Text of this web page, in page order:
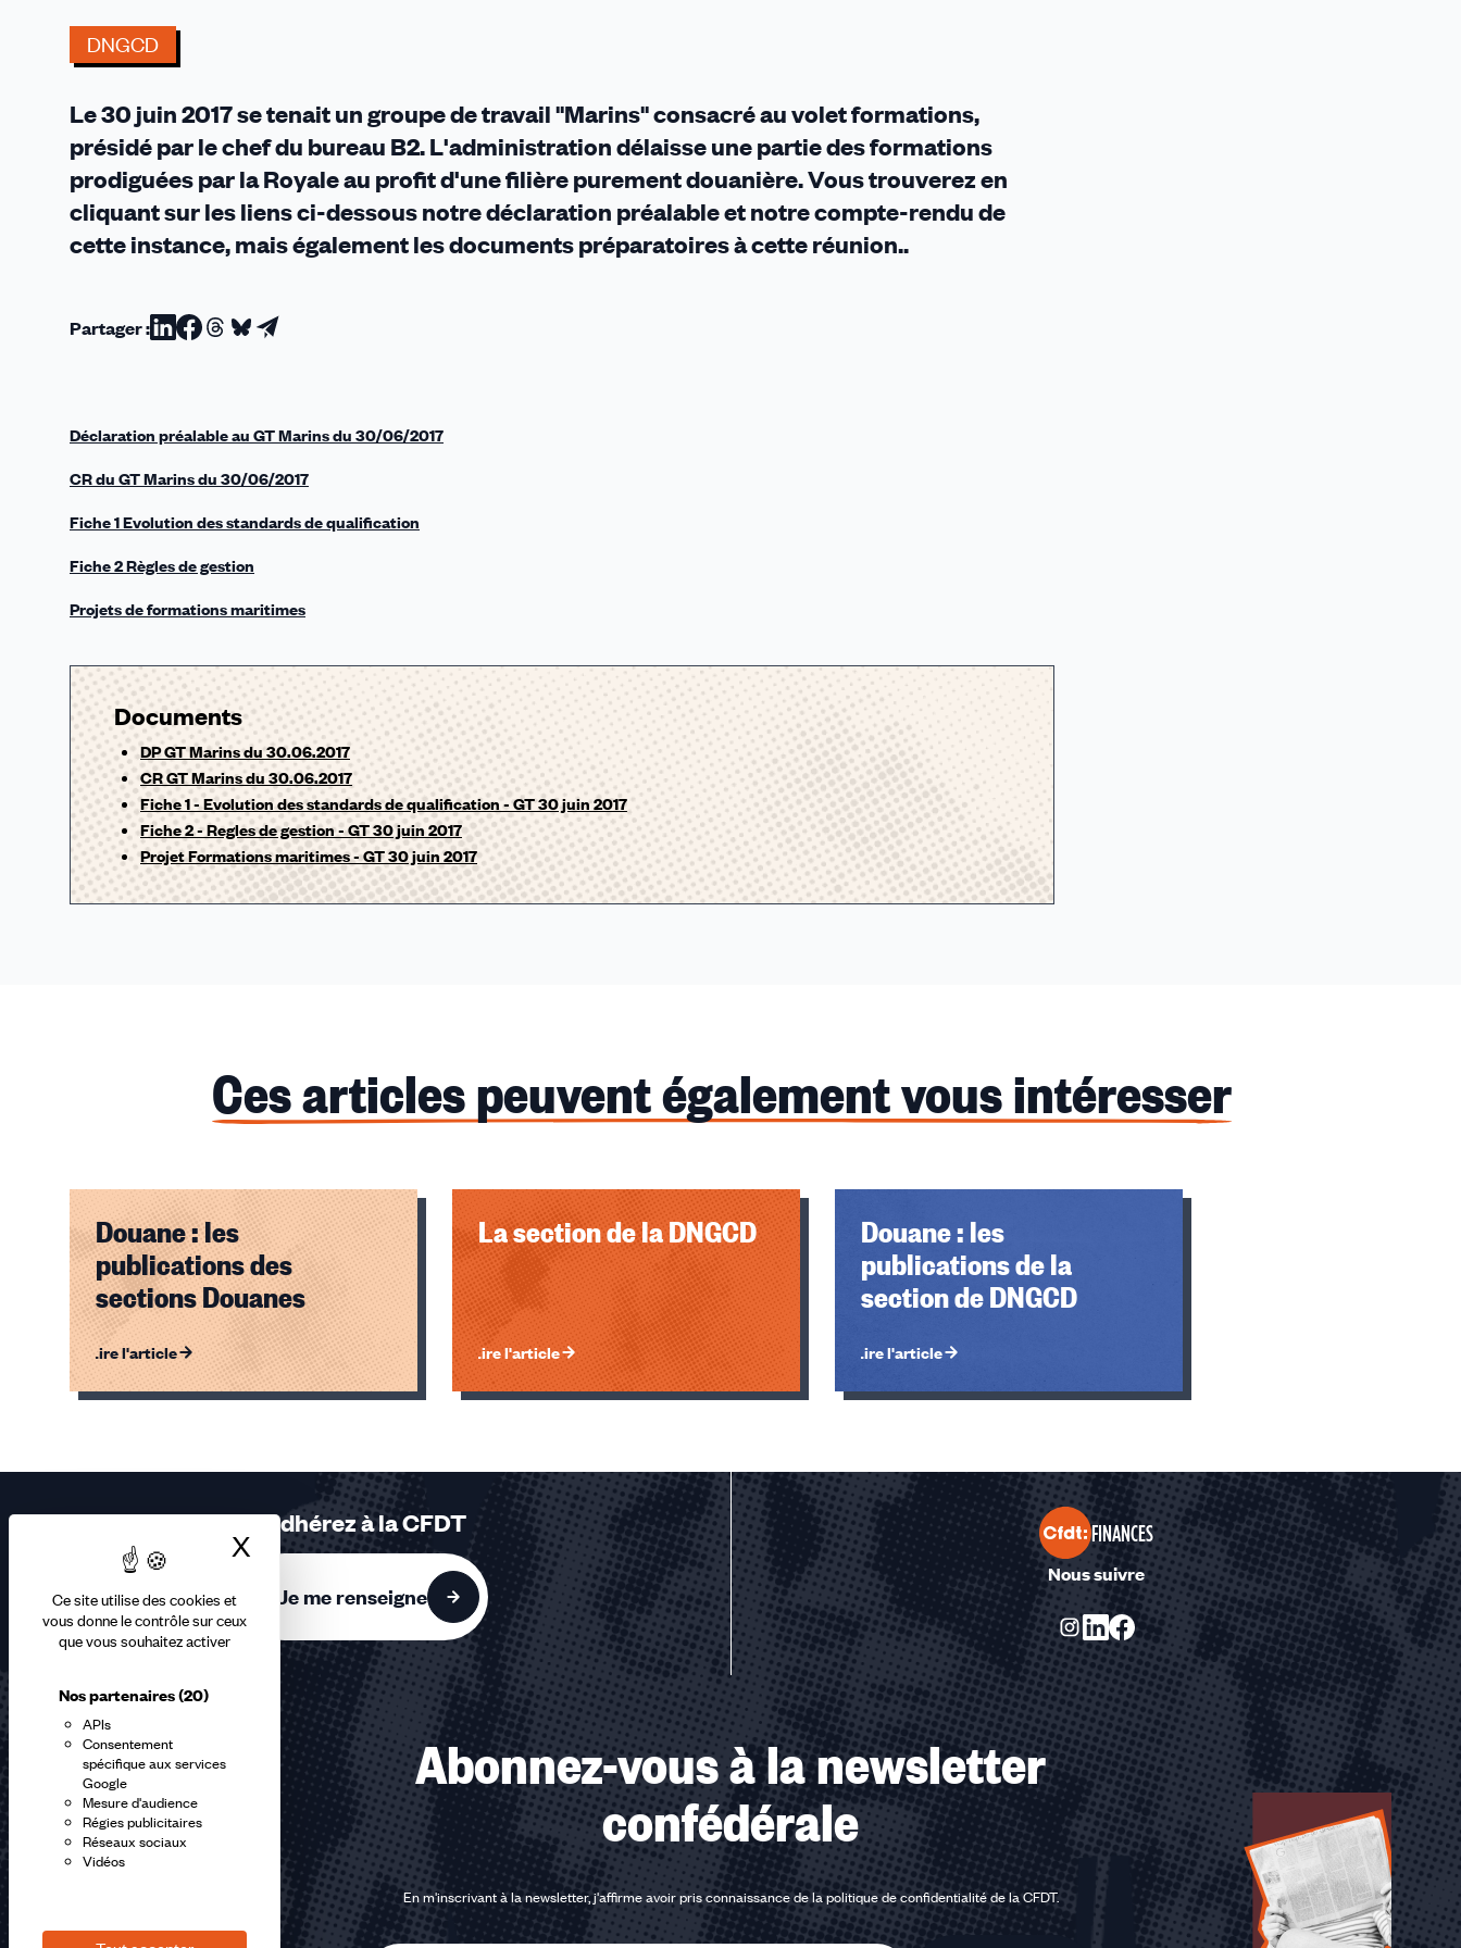
Ce site utilise des cookies et
vous donne le contrôle sur ceux
que vous souhaitez activer
Nos partenaires(20)
APIs
Consentement
spécifique aux services
Google
Mesure d'audience
Régies publicitaires
Réseaux sociaux
Vidéos
X Masquer le bandeau des cookies
ils
enfin
de
la
brume
?
DNGCD
Le 30 juin 2017 se tenait un groupe de travail "Marins" consacré au volet formations,
présidé par le chef du bureau B2. L'administration délaisse une partie des formations
prodiguées par la Royale au profit d'une filière purement douanière. Vous trouverez en
cliquant sur les liens ci-dessous notre déclaration préalable et notre compte-rendu de
cette instance, mais également les documents préparatoires à cette réunion..
Partager :Partager
Partager
Partager
Partager
Partager
Déclaration préalable au GT Marins du 30/06/2017
CR du GT Marins du 30/06/2017
Fiche 1 Evolution des standards de qualification
Fiche 2 Règles de gestion
Projets de formations maritimes
Documents
DP GT Marins du 30.06.2017
CR GT Marins du 30.06.2017
Fiche 1 - Evolution des standards de qualification - GT 30 juin 2017
Fiche 2 - Regles de gestion - GT 30 juin 2017
Projet Formations maritimes - GT 30 juin 2017
Ces articles peuvent également vous intéresser
Douane : les
publications des
sections Douanes
Lire l'article
La section de la DNGCD
Lire l'article
Douane : les
publications de la
section de DNGCD
Lire l'article
Éléments
accessibles
Adhérez à la CFDT
Je me renseigne
FINANCES
Nous suivre
Abonnez-vous à la newsletter
confédérale
En m'inscrivant à la newsletter, j'affirme avoir pris connaissance de lapolitique de confidentialité de la CFDT.